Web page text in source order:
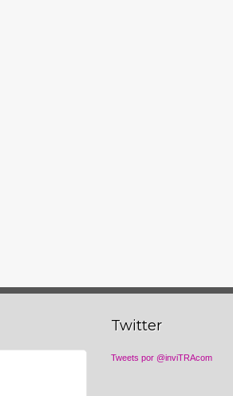
Twitter
Tweets por @inviTRAcom